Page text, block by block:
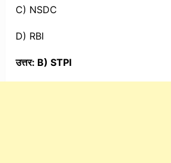
C) NSDC
D) RBI
उत्तर: B) STPI